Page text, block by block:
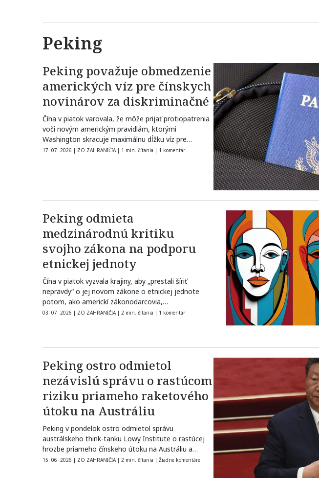
Peking
Peking považuje obmedzenie
amerických víz pre čínskych
novinárov za diskriminačné
Čína v piatok varovala, že môže prijať protiopatrenia
voči novým americkým pravidlám, ktorými
Washington skracuje maximálnu dĺžku víz pre
zahraničných…
17. 07. 2026 | ZO ZAHRANIČIA | 1 min. čítania | 1 komentár
Peking odmieta
medzinárodnú kritiku
svojho zákona na podporu
etnickej jednoty
Čína v piatok vyzvala krajiny, aby „prestali šíriť
nepravdy“ o jej novom zákone o etnickej jednote
potom, ako americkí zákonodarcovia,…
03. 07. 2026 | ZO ZAHRANIČIA | 2 min. čítania | 1 komentár
Peking ostro odmietol
nezávislú správu o rastúcom
riziku priameho raketového
útoku na Austráliu
Peking v pondelok ostro odmietol správu
austrálskeho think-tanku Lowy Institute o rastúcej
hrozbe priameho čínskeho útoku na Austráliu a
vyhlásil,…
15. 06. 2026 | ZO ZAHRANIČIA | 2 min. čítania | Žiadne komentáre